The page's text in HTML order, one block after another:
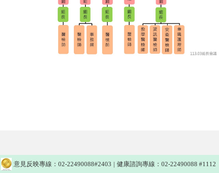
意見反映專線：02-22490088#2403 | 健康諮詢專線：02-22490088 #1112